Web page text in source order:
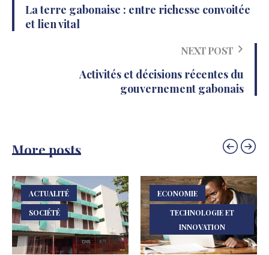
La terre gabonaise : entre richesse convoitée
et lien vital
NEXT POST
Activités et décisions récentes du
gouvernement gabonais
More posts
ACTUALITÉ
SOCIÉTÉ
ECONOMIE
TECHNOLOGIE ET
INNOVATION